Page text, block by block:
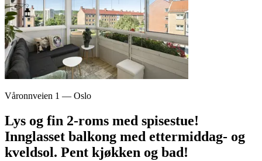
Våronnveien 1 — Oslo
Lys og fin 2-roms med spisestue!
Innglasset balkong med ettermiddag- og
kveldsol. Pent kjøkken og bad!